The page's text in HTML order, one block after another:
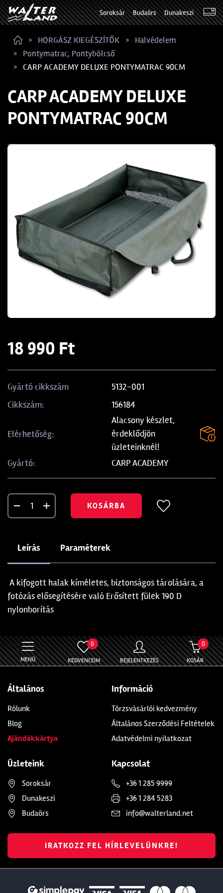
Soroksár Budaörs Dunakeszi
HORGÁSZ KIEGÉSZÍTŐK
Halvédelem
Pontymatrac, Pontybölcső
CARP ACADEMY DELUXE PONTYMATRAC 90CM
CARP ACADEMY DELUXE
PONTYMATRAC 90CM
18 990 Ft
Gyártó cikkszám
5132-001
Cikkszám:
156184
Elérhetőség:
Alacsony készlet,
érdeklődjön
üzleteinknél!
Gyártó:
CARP ACADEMY
KOSÁRBA
Leírás Paraméterek
A kifogott halak kíméletes, biztonságos tárolására, a
fotózás elősegítésére való Erősített fülek 190 D
nylonborítás
MENÜ
0
KEDVENCEIM BEJELENTKEZÉS
0
KOSÁR
Általános
Rólunk
Blog
Ajándékkártya
Információ
Törzsvásárlói kedvezmény
Általános Szerződési Feltételek
Adatvédelmi nyilatkozat
Üzleteink
Soroksár
Dunakeszi
Budaörs
Kapcsolat
+36 1 285 9999
+36 1 284 5283
info@walterland.net
IRATKOZZ FEL HÍRLEVELÜNKRE!